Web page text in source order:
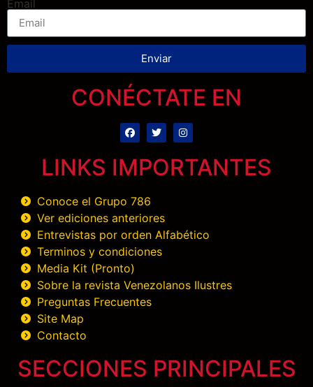
Email
Enviar
CONÉCTATE EN
LINKS IMPORTANTES
Conoce el Grupo 786
Ver ediciones anteriores
Entrevistas por orden Alfabético
Terminos y condiciones
Media Kit (Pronto)
Sobre la revista Venezolanos Ilustres
Preguntas Frecuentes
Site Map
Contacto
SECCIONES PRINCIPALES